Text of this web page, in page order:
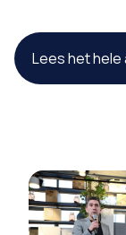
Lees het hele